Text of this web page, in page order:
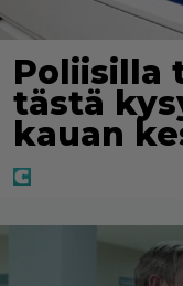
Poliisilla
tästä
kauan